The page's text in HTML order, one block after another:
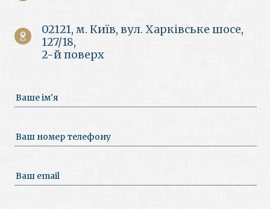
02121, м. Київ, вул. Харківське шосе,
127/18,
2-й поверх
Ваше ім'я
Ваш номер телефону
Ваш email